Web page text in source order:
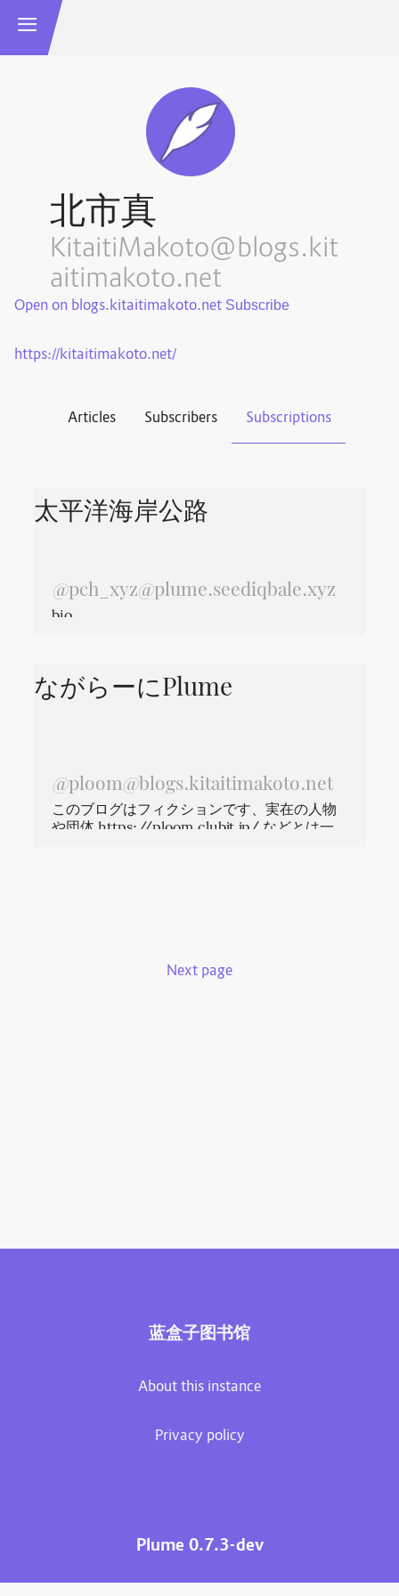
北市真
KitaitiMakoto@blogs.kit
aitimakoto.net
Open on blogs.kitaitimakoto.net
https://kitaitimakoto.net/
Articles Subscribers Subscriptions
太平洋海岸公路
@pch_xyz@plume.seediqbale.xyz
bio
ながらーにPlume
@ploom@blogs.kitaitimakoto.net
このブログはフィクションです、実在の人物
や団体 https://ploom.clubjt.jp/ などとは一
Next page
蓝盒子图书馆
About this instance
Privacy policy
Plume 0.7.3-dev